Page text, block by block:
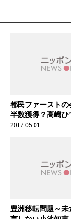
都民ファーストの
半数獲得？高嶋ひ
ジ！
2017.05.01
豊洲移転問題～未